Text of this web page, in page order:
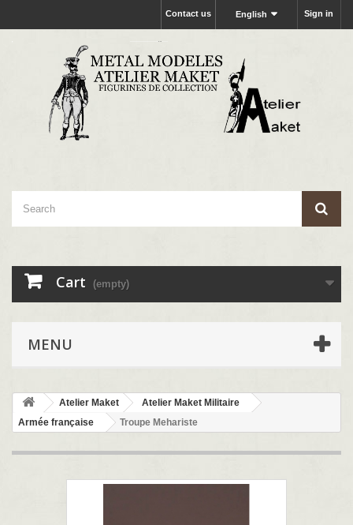
Sign in
English
Contact us
Cart (empty)
MENU
Atelier Maket
Atelier Maket Militaire
Armée française
Troupe Mehariste